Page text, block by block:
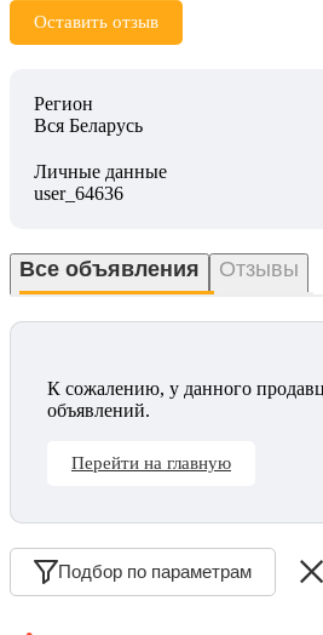
Оставить отзыв
Регион
Вся Беларусь
Личные данные
user_64636
Все объявления Отзывы
К сожалению, у данного
объявлений.
Перейти на главную
Подбор по параметрам